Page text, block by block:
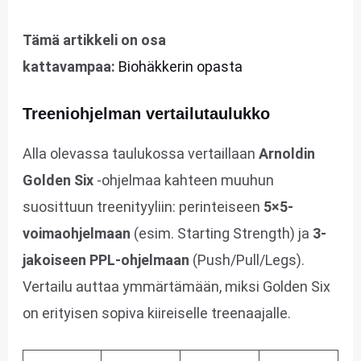
Tämä artikkeli on osa
kattavampaa: Biohäkkerin opasta
Treeniohjelman vertailutaulukko
Alla olevassa taulukossa vertaillaan Arnoldin
Golden Six-ohjelmaa kahteen muuhun
suosittuun treenityyliin: perinteiseen 5×5-
voimaohjelmaan (esim. Starting Strength) ja 3-
jakoiseen PPL-ohjelmaan (Push/Pull/Legs).
Vertailu auttaa ymmärtämään, miksi Golden Six
on erityisen sopiva kiireiselle treenaajalle.